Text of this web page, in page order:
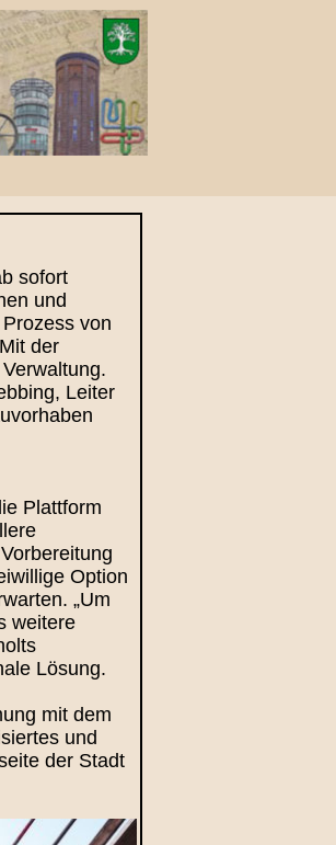
sofort
und
von
der
Leiter
Plattform
Option
„Um
weitere
Lösung.
mit dem
und
der Stadt